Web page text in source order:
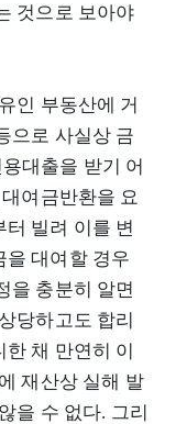
것으로 보아야
인 부동산에 거
으로 사실상 금
대출을 받기 어
여금반환을 요
빌려 이를 변
을 대여할 경우
을 충분히 알면
당하고도 합리
채 만연히 이
재산상 실해 발
을 수 없다. 그리